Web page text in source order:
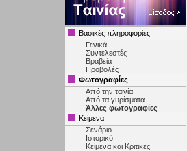
Βασικές πληροφορίες
Γενικά
Συντελεστές
Βραβεία
Προβολές
Φωτογραφίες
Από την ταινία
Από τα γυρίσματα
Άλλες φωτογραφίες
Κείμενα
Σενάριο
Ιστορικό
Κείμενα και Κριτικές